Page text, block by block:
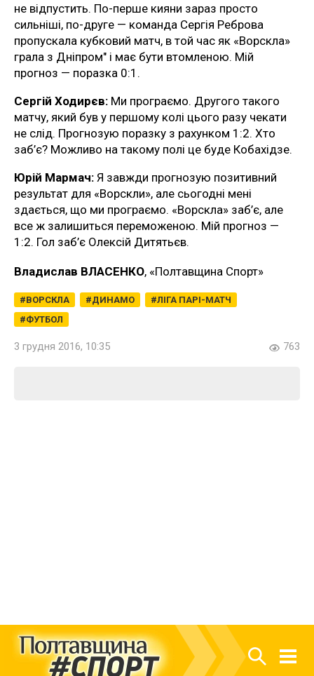
не відпустить. По-перше кияни зараз просто
сильніші, по-друге — команда Сергія Реброва
пропускала кубковий матч, в той час як «Ворскла»
грала з Дніпром" і має бути втомленою. Мій
прогноз — поразка 0:1.
Сергій Ходирєв: Ми програємо. Другого такого
матчу, який був у першому колі цього разу чекати
не слід. Прогнозую поразку з рахунком 1:2. Хто
заб’є? Можливо на такому полі це буде Кобахідзе.
Юрій Мармач: Я завжди прогнозую позитивний
результат для «Ворскли», але сьогодні мені
здається, що ми програємо. «Ворскла» заб’є, але
все ж залишиться переможеною. Мій прогноз —
1:2. Гол заб’є Олексій Дитятьєв.
Владислав ВЛАСЕНКО, «Полтавщина Спорт»
ВОРСКЛА ДИНАМО
ЛІГА ПАРІ-МАТЧ
ФУТБОЛ
3 грудня 2016, 10:35 763